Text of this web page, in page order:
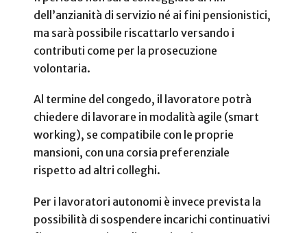
dell’anzianità di servizio né ai fini pensionistici,
ma sarà possibile riscattarlo versando i
contributi come per la prosecuzione
volontaria.
Al termine del congedo, il lavoratore potrà
chiedere di lavorare in modalità agile (smart
working), se compatibile con le proprie
mansioni, con una corsia preferenziale
rispetto ad altri colleghi.
Per i lavoratori autonomi è invece prevista la
possibilità di sospendere incarichi continuativi